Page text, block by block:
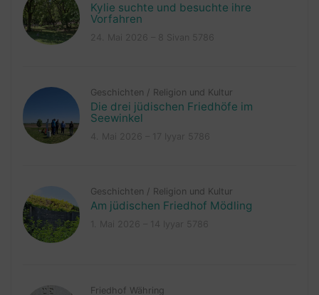
Kylie suchte und besuchte ihre
Vorfahren
Geschichten / Religion und Kultur
Die drei jüdischen Friedhöfe im
Seewinkel
Geschichten / Religion und Kultur
Am jüdischen Friedhof Mödling
Friedhof Währing